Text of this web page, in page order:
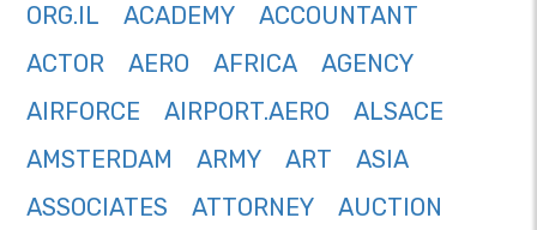
ORG.IL
ACADEMY
ACCOUNTANT
ACTOR
AERO AFRICA
AGENCY
AIRFORCE
AIRPORT.AERO
ALSACE
AMSTERDAM
ARMY ART
ASIA
ASSOCIATES
ATTORNEY
AUCTION